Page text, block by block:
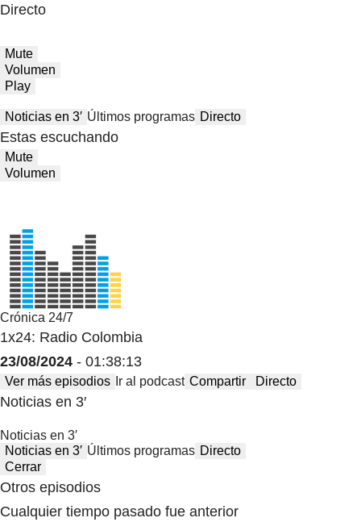
Directo
Mute
Volumen
Play
Noticias en 3′ Últimos programas Directo
Estas escuchando
Mute
Volumen
Crónica 24/7
1x24: Radio Colombia
23/08/2024 - 01:38:13
Ver más episodios Ir al podcast Compartir Directo
Noticias en 3′
Noticias en 3′
Noticias en 3′ Últimos programas Directo
Cerrar
Otros episodios
Cualquier tiempo pasado fue anterior